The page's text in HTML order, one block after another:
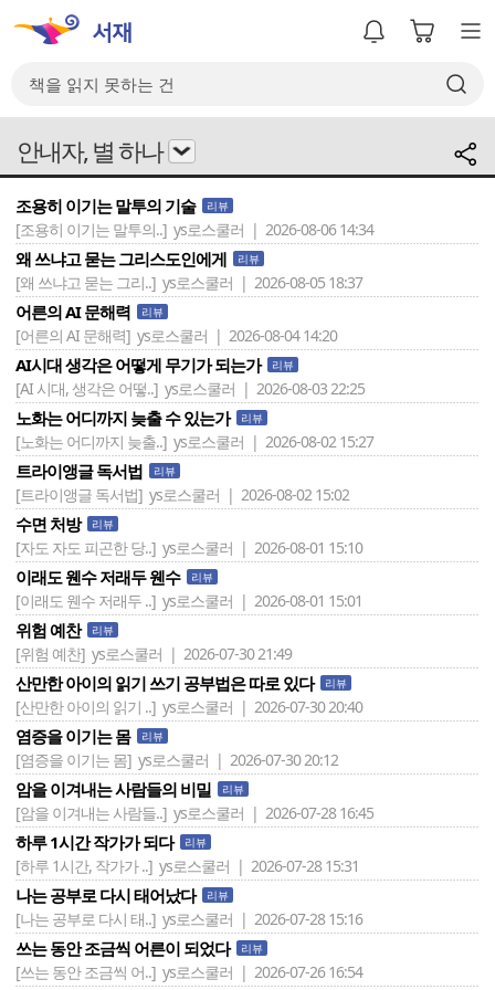
안내자, 별 하나
조용히 이기는 말투의 기술 리뷰
[조용히 이기는 말투의..] ys로스쿨러 | 2026-08-06 14:34
왜 쓰냐고 묻는 그리스도인에게 리뷰
[왜 쓰냐고 묻는 그리..] ys로스쿨러 | 2026-08-05 18:37
어른의 AI 문해력 리뷰
[어른의 AI 문해력] ys로스쿨러 | 2026-08-04 14:20
AI시대 생각은 어떻게 무기가 되는가 리뷰
[AI 시대, 생각은 어떻..] ys로스쿨러 | 2026-08-03 22:25
노화는 어디까지 늦출 수 있는가 리뷰
[노화는 어디까지 늦출..] ys로스쿨러 | 2026-08-02 15:27
트라이앵글 독서법 리뷰
[트라이앵글 독서법] ys로스쿨러 | 2026-08-02 15:02
수면 처방 리뷰
[자도 자도 피곤한 당..] ys로스쿨러 | 2026-08-01 15:10
이래도 웬수 저래두 웬수 리뷰
[이래도 웬수 저래두 ..] ys로스쿨러 | 2026-08-01 15:01
위험 예찬 리뷰
[위험 예찬] ys로스쿨러 | 2026-07-30 21:49
산만한 아이의 읽기 쓰기 공부법은 따로 있다 리뷰
[산만한 아이의 읽기 ..] ys로스쿨러 | 2026-07-30 20:40
염증을 이기는 몸 리뷰
[염증을 이기는 몸] ys로스쿨러 | 2026-07-30 20:12
암을 이겨내는 사람들의 비밀 리뷰
[암을 이겨내는 사람들..] ys로스쿨러 | 2026-07-28 16:45
하루 1시간 작가가 되다 리뷰
[하루 1시간, 작가가 ..] ys로스쿨러 | 2026-07-28 15:31
나는 공부로 다시 태어났다 리뷰
[나는 공부로 다시 태..] ys로스쿨러 | 2026-07-28 15:16
쓰는 동안 조금씩 어른이 되었다 리뷰
[쓰는 동안 조금씩 어..] ys로스쿨러 | 2026-07-26 16:54